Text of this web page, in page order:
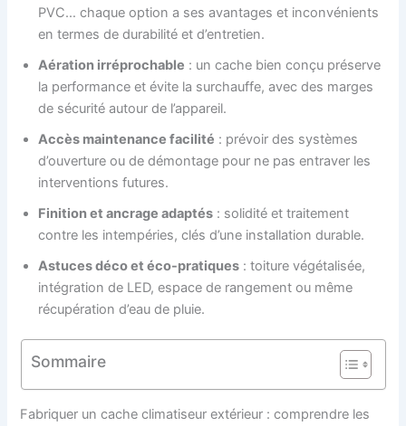
PVC… chaque option a ses avantages et inconvénients
en termes de durabilité et d’entretien.
Aération irréprochable : un cache bien conçu préserve
la performance et évite la surchauffe, avec des marges
de sécurité autour de l’appareil.
Accès maintenance facilité : prévoir des systèmes
d’ouverture ou de démontage pour ne pas entraver les
interventions futures.
Finition et ancrage adaptés : solidité et traitement
contre les intempéries, clés d’une installation durable.
Astuces déco et éco-pratiques : toiture végétalisée,
intégration de LED, espace de rangement ou même
récupération d’eau de pluie.
Sommaire
Fabriquer un cache climatiseur extérieur : comprendre les